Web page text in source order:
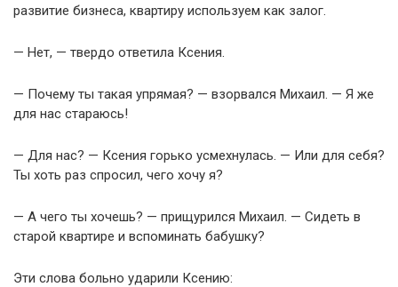
развитие бизнеса, квартиру используем как залог.
— Нет, — твердо ответила Ксения.
— Почему ты такая упрямая? — взорвался Михаил. — Я же
для нас стараюсь!
— Для нас? — Ксения горько усмехнулась. — Или для себя?
Ты хоть раз спросил, чего хочу я?
— А чего ты хочешь? — прищурился Михаил. — Сидеть в
старой квартире и вспоминать бабушку?
Эти слова больно ударили Ксению: